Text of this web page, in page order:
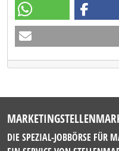
DIE SPEZIAL-JOBBÖRSE FÜR